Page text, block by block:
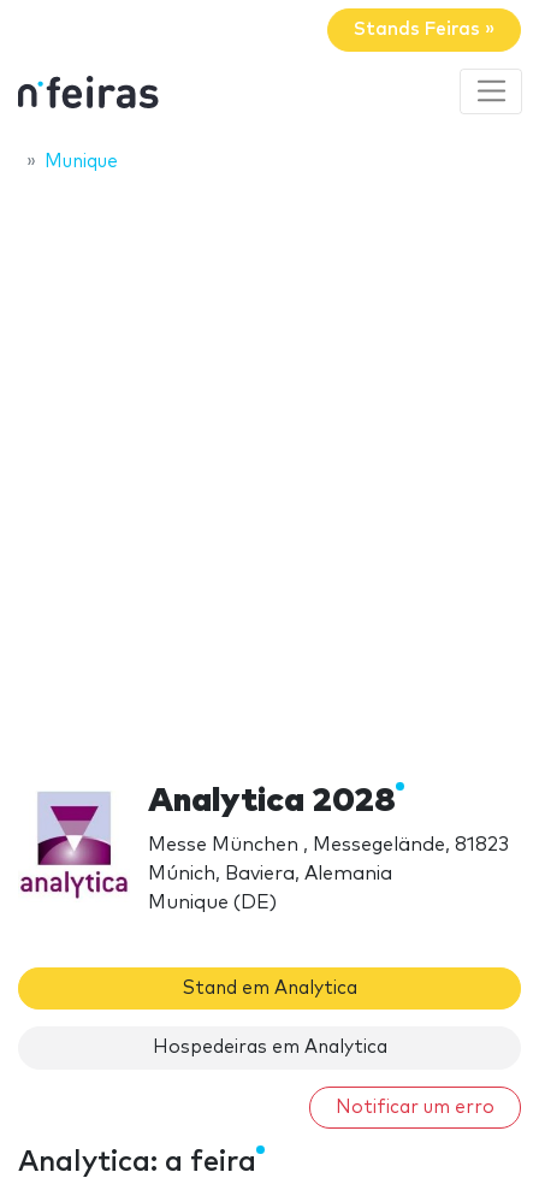
Stands Feiras »
Munique
Analytica 2028
Messe München , Messegelände, 81823
Múnich, Baviera, Alemania
Munique (DE)
Stand em Analytica
Hospedeiras em Analytica
Notificar um erro
Analytica: a feira